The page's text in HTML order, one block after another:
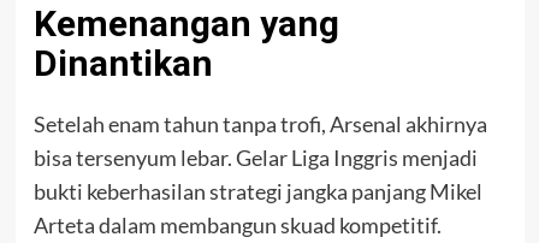
Kemenangan yang
Dinantikan
Setelah enam tahun tanpa trofi, Arsenal akhirnya
bisa tersenyum lebar. Gelar Liga Inggris menjadi
bukti keberhasilan strategi jangka panjang Mikel
Arteta dalam membangun skuad kompetitif.